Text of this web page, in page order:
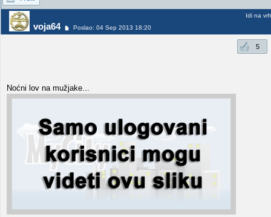
voja64 Poslao: 04 Sep 2013 18:20
Idi na vrh
5
Noćni lov na mužjake...